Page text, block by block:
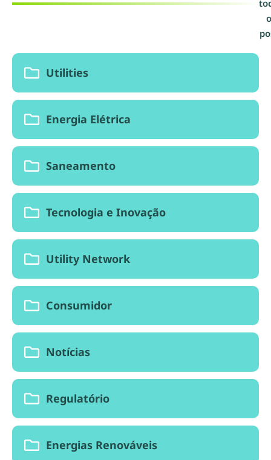
Utilities
Energia Elétrica
Saneamento
Tecnologia e Inovação
Utility Network
Consumidor
Notícias
Regulatório
Energias Renováveis